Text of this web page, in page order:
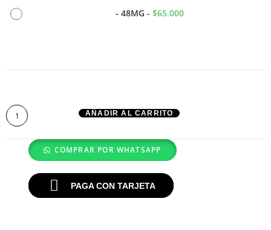
- 48MG - $65.000
AÑADIR AL CARRITO
COMPRAR POR WHATSAPP
PAGA CON TARJETA